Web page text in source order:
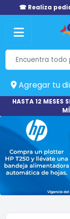
☎ Realiza
Agregar tu
HASTA 12 MESES